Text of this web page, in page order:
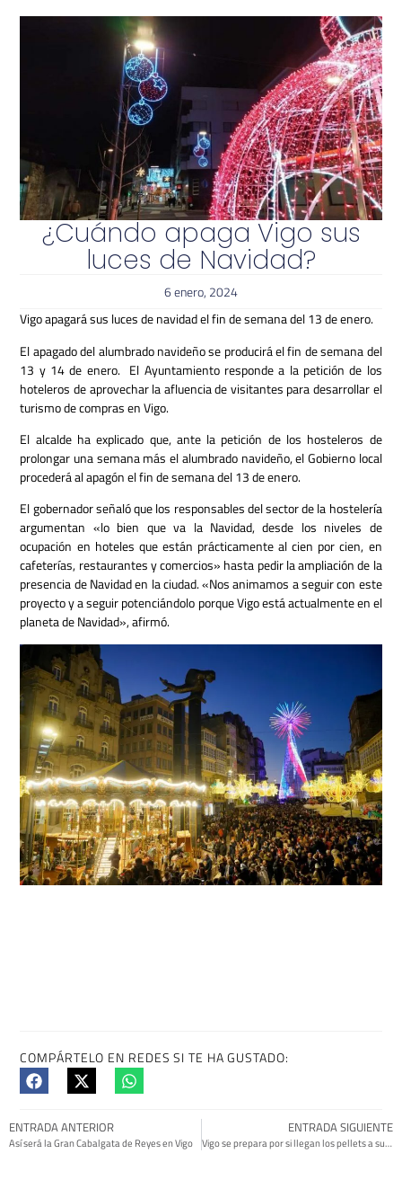
¿Cuándo apaga Vigo sus
luces de Navidad?
6 enero, 2024
Vigo apagará sus luces de navidad el fin de semana del 13 de enero.
El apagado del alumbrado navideño se producirá el fin de semana del
13 y 14 de enero. El Ayuntamiento responde a la petición de los
hoteleros de aprovechar la afluencia de visitantes para desarrollar el
turismo de compras en Vigo.
El alcalde ha explicado que, ante la petición de los hosteleros de
prolongar una semana más el alumbrado navideño, el Gobierno local
procederá al apagón el fin de semana del 13 de enero.
El gobernador señaló que los responsables del sector de la hostelería
argumentan «lo bien que va la Navidad, desde los niveles de
ocupación en hoteles que están prácticamente al cien por cien, en
cafeterías, restaurantes y comercios» hasta pedir la ampliación de la
presencia de Navidad en la ciudad.«Nos animamos a seguir con este
proyecto y a seguir potenciándolo porque Vigo está actualmente en el
planeta de Navidad», afirmó.